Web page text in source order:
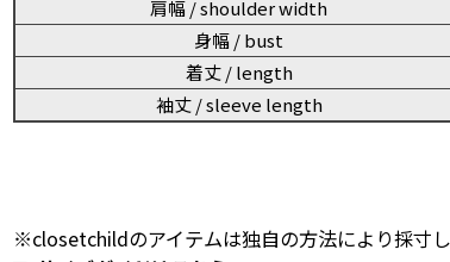
肩幅 / shoulder width
身幅 / bust
着丈 / length
袖丈 / sleeve length
※closetchildのアイテムは独自の方法により採寸し